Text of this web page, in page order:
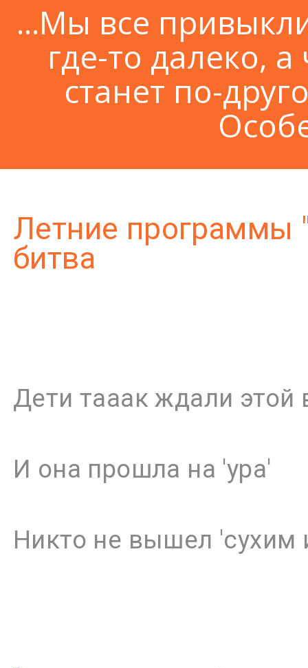
...Мы все
где-то далеко, а
станет по-
Летние программы
битва
Дети тааак ждали
И она прошла на 'ура'
Никто не вышел